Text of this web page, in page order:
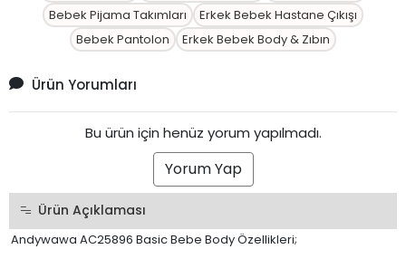
Bebek Pijama Takımları
Erkek Bebek Hastane Çıkışı
Bebek Pantolon
Erkek Bebek Body & Zıbın
Ürün Yorumları
Bu ürün için henüz yorum yapılmadı.
Yorum Yap
Ürün Açıklaması
Andywawa AC25896 Basic Bebe Body Özellikleri;